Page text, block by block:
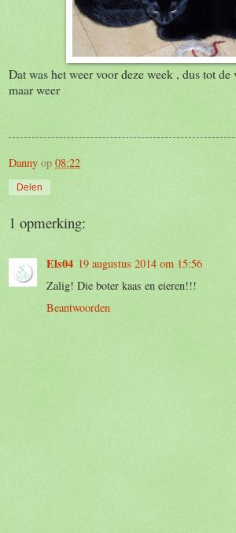
Dat was het weer voor deze week , dus tot
maar weer
Danny op 08:22
Delen
1 opmerking:
Els04 19 augustus 2014 om 15:56
Zalig! Die boter kaas en eieren!!!
Beantwoorden